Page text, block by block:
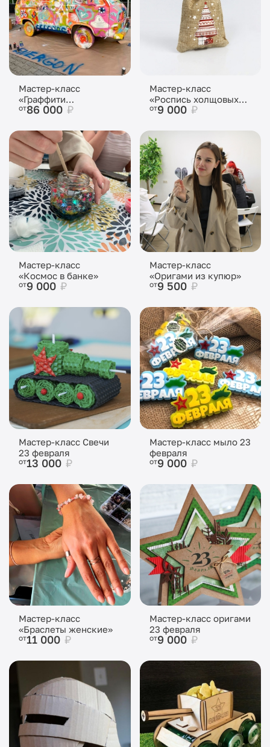
Мастер-класс
«Граффити
автомобиль»
от86 000 ₽
Мастер-класс
«Роспись холщовых
мешочков»
от9 000 ₽
Мастер-класс
«Космос в банке»
от9 000 ₽
Мастер-класс
«Оригами из купюр»
от9 500 ₽
Мастер-класс Свечи
23 февраля
от13 000 ₽
Мастер-класс мыло 23
февраля
от9 000 ₽
Мастер-класс
«Браслеты женские»
от11 000 ₽
Мастер-класс оригами
23 февраля
от9 000 ₽